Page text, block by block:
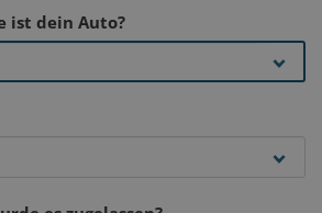
ist dein Auto?